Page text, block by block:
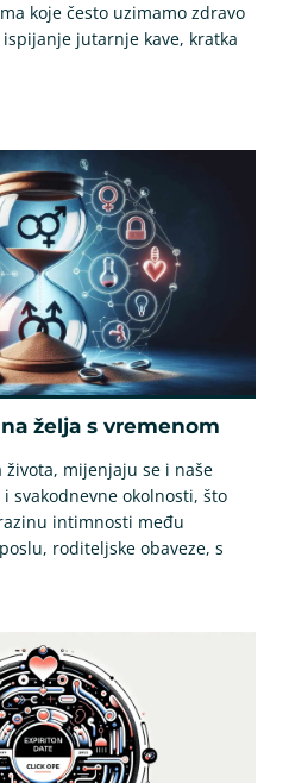
koje često uzimamo zdravo
jutarnje kave, kratka
želja s vremenom
mijenjaju se i naše
svakodnevne okolnosti, što
intimnosti među
roditeljske obaveze, s